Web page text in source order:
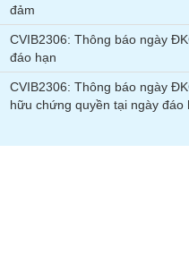
đảm
CVIB2306: Thông báo ngày
đáo hạn
CVIB2306: Thông báo ngày
hữu chứng quyền tại ngày đáo